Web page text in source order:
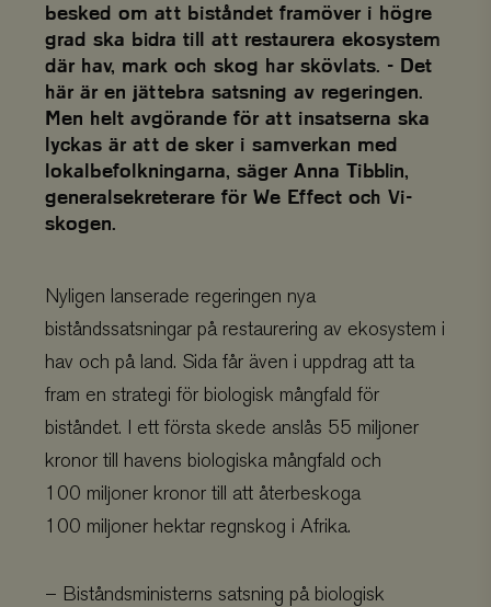
besked om att biståndet framöver i högre
grad ska bidra till att restaurera ekosystem
där hav, mark och skog har skövlats. - Det
här är en jättebra satsning av regeringen.
Men helt avgörande för att insatserna ska
lyckas är att de sker i samverkan med
lokalbefolkningarna, säger Anna Tibblin,
generalsekreterare för We Effect och Vi-
skogen.
Nyligen lanserade regeringen nya
biståndssatsningar på restaurering av ekosystem i
hav och på land. Sida får även i uppdrag att ta
fram en strategi för biologisk mångfald för
biståndet. I ett första skede anslås 55 miljoner
kronor till havens biologiska mångfald och
100 miljoner kronor till att återbeskoga
100 miljoner hektar regnskog i Afrika.
– Biståndsministerns satsning på biologisk